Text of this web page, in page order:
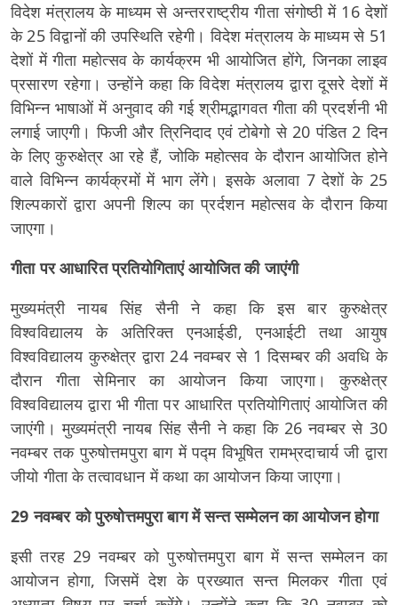
विदेश मंत्रालय के माध्यम से अन्तरराष्ट्रीय गीता संगोष्ठी में 16 देशों
के 25 विद्वानों की उपस्थिति रहेगी। विदेश मंत्रालय के माध्यम से 51
देशों में गीता महोत्सव के कार्यक्रम भी आयोजित होंगे, जिनका लाइव
प्रसारण रहेगा। उन्होंने कहा कि विदेश मंत्रालय द्वारा दूसरे देशों में
विभिन्न भाषाओं में अनुवाद की गई श्रीमद्भागवत गीता की प्रदर्शनी भी
लगाई जाएगी। फिजी और त्रिनिदाद एवं टोबेगो से 20 पंडित 2 दिन
के लिए कुरुक्षेत्र आ रहे हैं, जोकि महोत्सव के दौरान आयोजित होने
वाले विभिन्न कार्यक्रमों में भाग लेंगे। इसके अलावा 7 देशों के 25
शिल्पकारों द्वारा अपनी शिल्प का प्रर्दशन महोत्सव के दौरान किया
जाएगा।
गीता पर आधारित प्रतियोगिताएं आयोजित की जाएंगी
मुख्यमंत्री नायब सिंह सैनी ने कहा कि इस बार कुरुक्षेत्र
विश्वविद्यालय के अतिरिक्त एनआईडी, एनआईटी तथा आयुष
विश्वविद्यालय कुरुक्षेत्र द्वारा 24 नवम्बर से 1 दिसम्बर की अवधि के
दौरान गीता सेमिनार का आयोजन किया जाएगा। कुरुक्षेत्र
विश्वविद्यालय द्वारा भी गीता पर आधारित प्रतियोगिताएं आयोजित की
जाएंगी। मुख्यमंत्री नायब सिंह सैनी ने कहा कि 26 नवम्बर से 30
नवम्बर तक पुरुषोत्तमपुरा बाग में पद्म विभूषित रामभ्रदाचार्य जी द्वारा
जीयो गीता के तत्वावधान में कथा का आयोजन किया जाएगा।
29 नवम्बर को पुरुषोत्तमपुरा बाग में सन्त सम्मेलन का आयोजन होगा
इसी तरह 29 नवम्बर को पुरुषोत्तमपुरा बाग में सन्त सम्मेलन का
आयोजन होगा, जिसमें देश के प्रख्यात सन्त मिलकर गीता एवं